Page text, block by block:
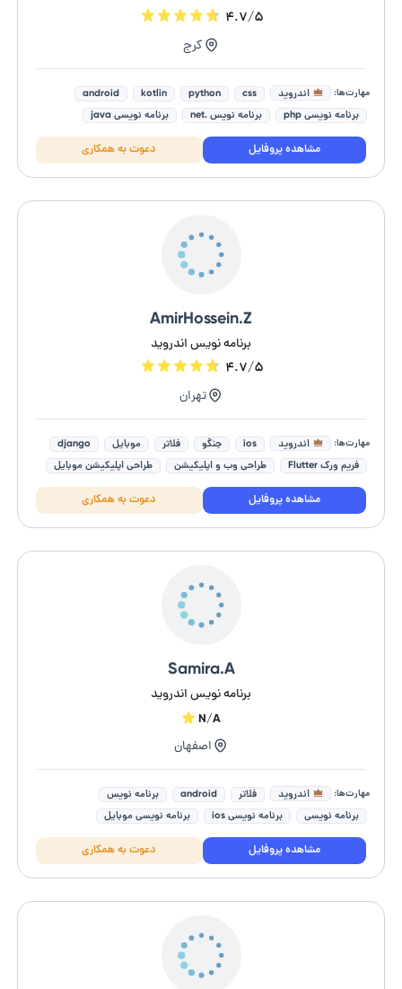
۴.۷/۵
کرج
مهارت‌ها: اندروید css
python
kotlin
android
برنامه نویسی php
برنامه نویس .net
برنامه نویسی java
fullstack developer
جاوا اسکریپت (Javascript)
مشاهده پروفایل دعوت به همکاری
AmirHossein.Z
برنامه نویس اندروید
۴.۷/۵
تهران
مهارت‌ها: اندروید ios جنگو فلاتر موبایل
django
فریم ورک Flutter
طراحی وب و اپلیکیشن طراحی اپلیکیشن موبایل
مشاهده پروفایل دعوت به همکاری
Samira.A
برنامه نویس اندروید
N/A
اصفهان
مهارت‌ها: اندروید فلاتر android
برنامه نویس
برنامه نویسی
برنامه نویسی ios برنامه نویسی موبایل
مشاهده پروفایل دعوت به همکاری